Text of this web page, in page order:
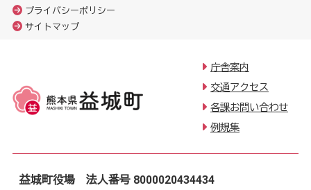
プライバシーポリシー
サイトマップ
庁舎案内
交通アクセス
各課お問い合わせ
例規集
益城町役場 法人番号 8000020434434